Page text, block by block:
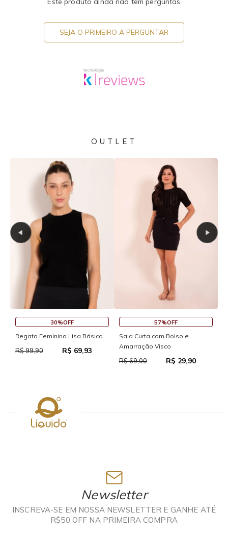
SEJA O PRIMEIRO A PERGUNTAR
OUTLET
30%OFF
Regata Feminina Lisa Básica
R$ 99,90 R$ 69,93
57%OFF
Saia Curta com Bolso e
Amarração Visco
R$ 69,00 R$ 29,90
Newsletter
INSCREVA-SE EM NOSSA NEWSLETTER E GANHE ATÉ
R$50 OFF NA PRIMEIRA COMPRA